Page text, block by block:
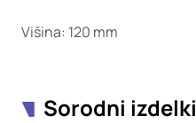
Višina: 120 mm
Sorodni izdelki